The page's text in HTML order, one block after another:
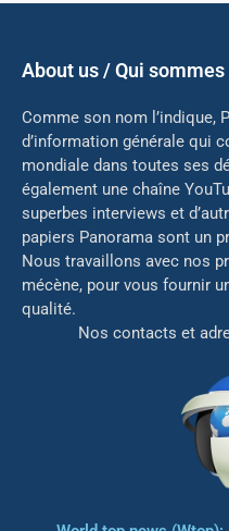
About us / Qui sommes
Comme son nom l’indique,
d’information générale qui
mondiale dans toutes ses
également une chaîne
superbes interviews et
papiers Panorama sont un
Nous travaillons avec nos
mécène, pour vous fournir
qualité.
Nos contacts et